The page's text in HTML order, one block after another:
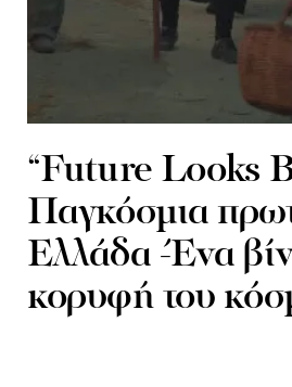
“Future Looks
Παγκόσμια
Ελλάδα -Ένα
κορυφή του